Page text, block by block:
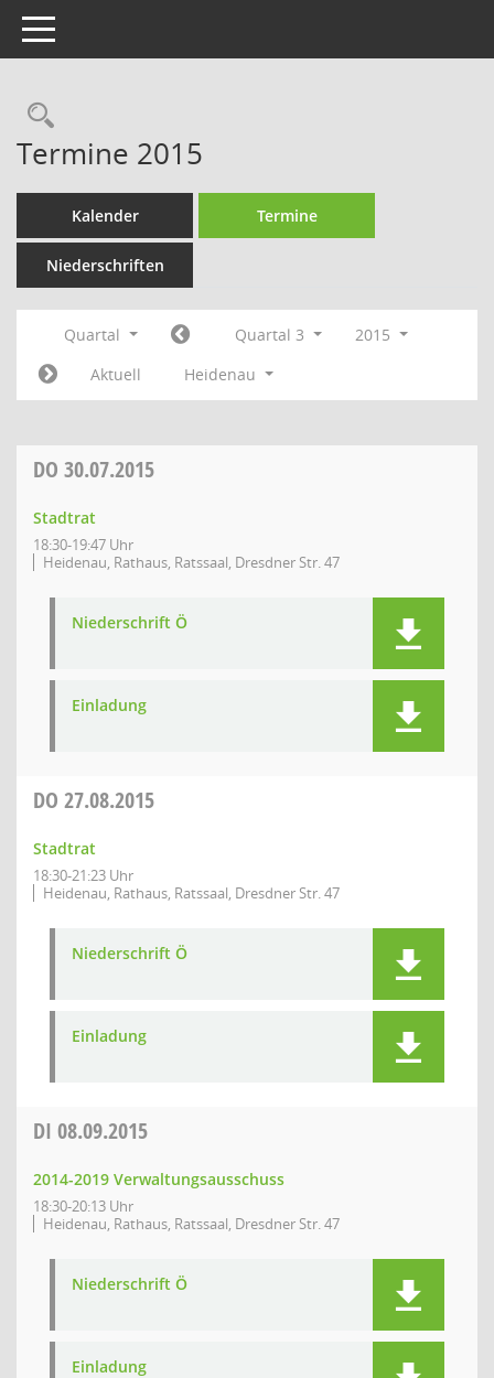
Toggle navigation
Rechercheauswahl
Termine 2015
Kalender Termine
Niederschriften
Quartal Quartal 3
2015
Aktuell
Heidenau
DO 30.07.2015
Stadtrat
18:30-19:47 Uhr
Heidenau, Rathaus, Ratssaal, Dresdner Str. 47
Niederschrift Ö
Einladung
DO 27.08.2015
Stadtrat
18:30-21:23 Uhr
Heidenau, Rathaus, Ratssaal, Dresdner Str. 47
Niederschrift Ö
Einladung
DI 08.09.2015
2014-2019 Verwaltungsausschuss
18:30-20:13 Uhr
Heidenau, Rathaus, Ratssaal, Dresdner Str. 47
Niederschrift Ö
Einladung